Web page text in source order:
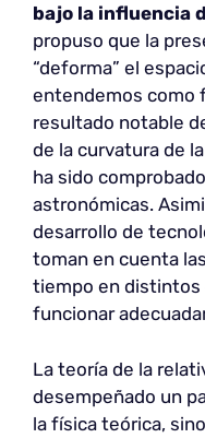
bajo la influencia
propuso que la
“deforma” el
entendemos como
resultado notable
de la curvatura de
ha sido
astronómicas.
desarrollo de
toman en cuenta
tiempo en distintos
funcionar
La teoría de la
desempeñado un
la física teórica,